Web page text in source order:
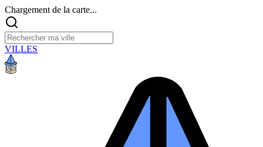
Chargement de la carte...
VILLES